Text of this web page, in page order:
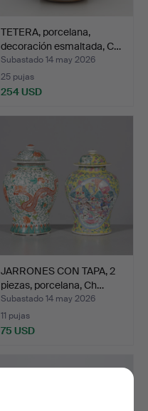
TETERA, porcelana,
decoración esmaltada, C…
Subastado 14 may 2026
25 pujas
254 USD
JARRONES CON TAPA, 2
piezas, porcelana, Ch…
Subastado 14 may 2026
11 pujas
75 USD